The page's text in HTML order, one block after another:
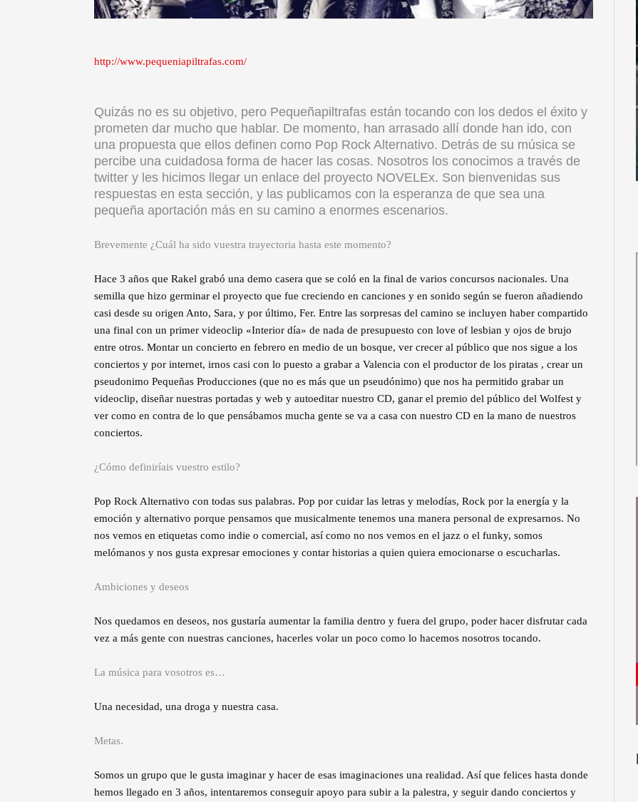
http://www.pequeniapiltrafas.com/
Quizás no es su objetivo, pero Pequeñapiltrafas están tocando con los dedos el éxito y
prometen dar mucho que hablar. De momento, han arrasado allí donde han ido, con
una propuesta que ellos definen como Pop Rock Alternativo. Detrás de su música se
percibe una cuidadosa forma de hacer las cosas. Nosotros los conocimos a través de
twitter y les hicimos llegar un enlace del proyecto NOVELEx. Son bienvenidas sus
respuestas en esta sección, y las publicamos con la esperanza de que sea una
pequeña aportación más en su camino a enormes escenarios.
Brevemente ¿Cuál ha sido vuestra trayectoria hasta este momento?
Hace 3 años que Rakel grabó una demo casera que se coló en la final de varios concursos nacionales. Una
semilla que hizo germinar el proyecto que fue creciendo en canciones y en sonido según se fueron añadiendo
casi desde su origen Anto, Sara, y por último, Fer. Entre las sorpresas del camino se incluyen haber compartido
una final con un primer videoclip «Interior día» de nada de presupuesto con love of lesbian y ojos de brujo
entre otros. Montar un concierto en febrero en medio de un bosque, ver crecer al público que nos sigue a los
conciertos y por internet, irnos casi con lo puesto a grabar a Valencia con el productor de los piratas , crear un
pseudonimo Pequeñas Producciones (que no es más que un pseudónimo) que nos ha permitido grabar un
videoclip, diseñar nuestras portadas y web y autoeditar nuestro CD, ganar el premio del público del Wolfest y
ver como en contra de lo que pensábamos mucha gente se va a casa con nuestro CD en la mano de nuestros
conciertos.
¿Cómo definiríais vuestro estilo?
Pop Rock Alternativo con todas sus palabras. Pop por cuidar las letras y melodías, Rock por la energía y la
emoción y alternativo porque pensamos que musicalmente tenemos una manera personal de expresarnos. No
nos vemos en etiquetas como indie o comercial, así como no nos vemos en el jazz o el funky, somos
melómanos y nos gusta expresar emociones y contar historias a quien quiera emocionarse o escucharlas.
Ambiciones y deseos
Nos quedamos en deseos, nos gustaría aumentar la familia dentro y fuera del grupo, poder hacer disfrutar cada
vez a más gente con nuestras canciones, hacerles volar un poco como lo hacemos nosotros tocando.
La música para vosotros es…
Una necesidad, una droga y nuestra casa.
Metas.
Somos un grupo que le gusta imaginar y hacer de esas imaginaciones una realidad. Así que felices hasta donde
hemos llegado en 3 años, intentaremos conseguir apoyo para subir a la palestra, y seguir dando conciertos y